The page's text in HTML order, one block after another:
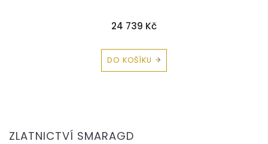
24 739 Kč
DO KOŠÍKU
ZLATNICTVÍ SMARAGD